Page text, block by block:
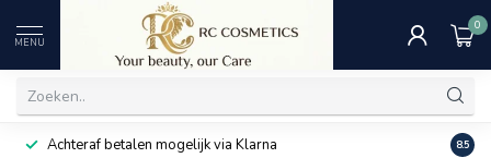
MENU
0
Achteraf betalen mogelijk via Klarna 8.5